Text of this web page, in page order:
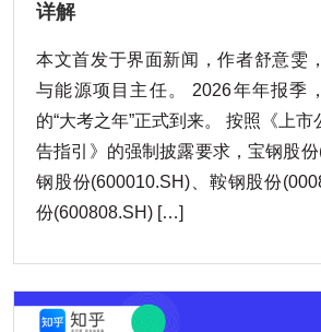
详解
本文首发于界面新闻，作者舒意雯
与能源项目主任。 2026年年报季
的“大考之年”正式到来。 按照《上
告指引》的强制披露要求，宝钢股
钢股份(600010.SH)、鞍钢股份
份(600808.SH) […]